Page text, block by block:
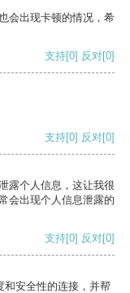
会出现卡顿的情况，希
支持[0] 反对[0]
支持[0] 反对[0]
露个人信息，这让我很
会出现个人信息泄露的
支持[0] 反对[0]
和安全性的连接，并帮